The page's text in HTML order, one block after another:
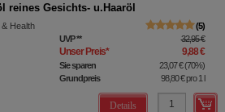
reines Gesichts- u.Haaröl
Health
5
UVP** 32,95 €
Unser Preis* 9,88 €
Sie sparen 23,07 €(70%)
Grundpreis
98,80 €pro 1 l
Details